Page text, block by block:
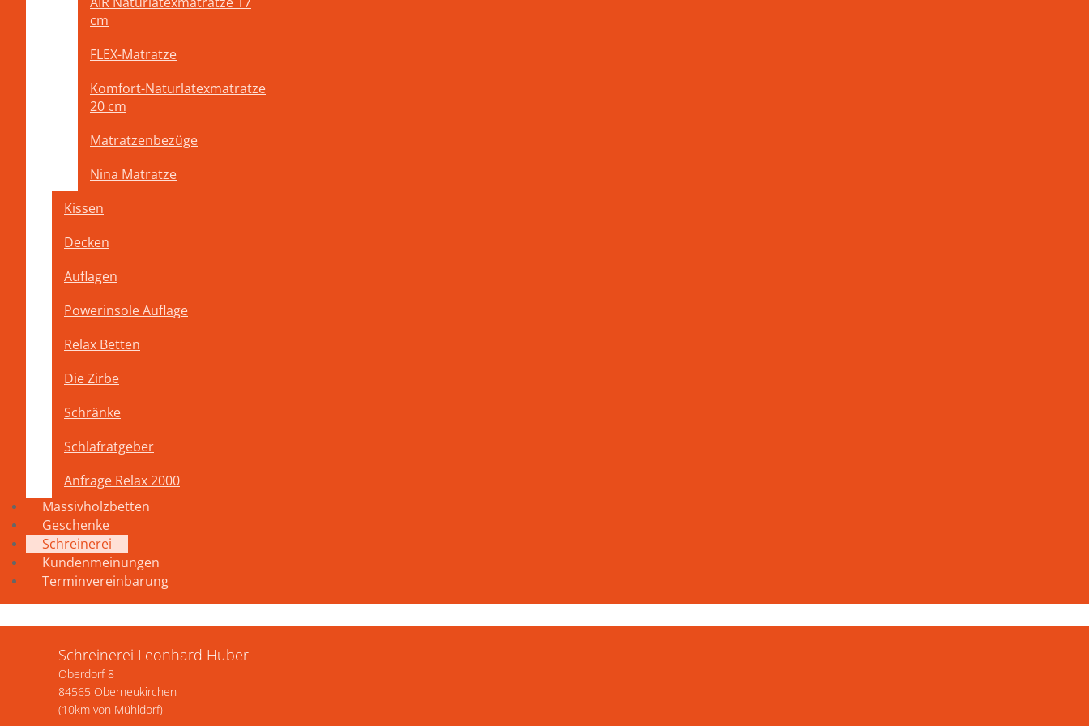
cm
FLEX-Matratze
Komfort-Naturlatexmatratze
20 cm
Matratzenbezüge
Nina Matratze
Kissen
Decken
Auflagen
Powerinsole Auflage
Relax Betten
Die Zirbe
Schränke
Schlafratgeber
Anfrage Relax 2000
Massivholzbetten
Geschenke
Schreinerei
Kundenmeinungen
Terminvereinbarung
Wir verwenden ausschließlich 100 % unbehandeltes massives Zirbenholz. Das Holz wird schonend getrocknet, so hat es einen besonderen hohen Anteil an den ätherischen Öl und der
Wasseranteil ist niedrig Die Oberfläche bleibt roh, nur so können die ätherischen Öle ungehindert ausdampfen und die positive Wirkung auf den menschlichen Organismus voll entfalten.
Je nach Wunsch - Form - Höhe – Größe und Holzart fertigen wir ihr Bett in unserer Schreinerei oder geben es bei Der Firma Relax in Obertrum in Auftrag.
Schreinerei Leonhard Huber
Oberdorf 8
84565 Oberneukirchen
(10km von Mühldorf)